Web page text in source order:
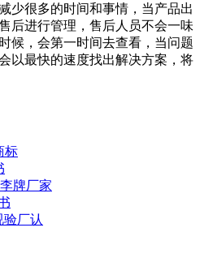
少很多的时间和事情，当产品出
后进行管理，售后人员不会一味
候，会第一时间去查看，当问题
以最快的速度找出解决方案，将
标
牌厂家
验厂认